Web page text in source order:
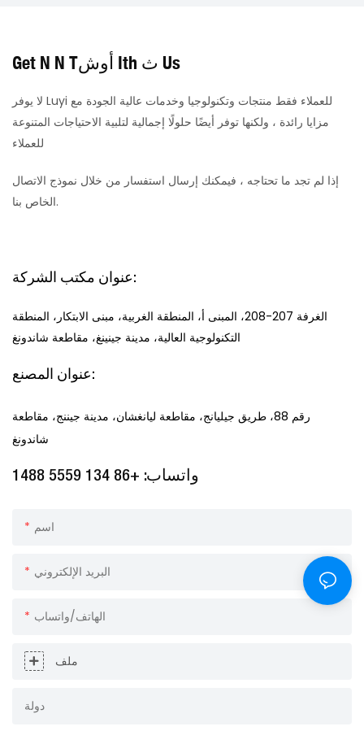
حيث التكلفة لتوريد المقطورات مباشرة من المصانع . تتناول هذه
المقالة اتجاهات البنية التحتية التي تدفع هذا الطلب، وتوضح كيف
تُمكّن قدرات LUYI Vehicle الإنتاجية وخدمات التخصيص التي
Get N N Tأوش Ith ث Us
لا يوفر Luyi للعملاء فقط منتجات وتكنولوجيا وخدمات عالية الجودة مع
مزايا رائدة ، ولكنها توفر أيضًا حلولًا إجمالية لتلبية الاحتياجات المتنوعة
إذا لم تجد ما تحتاجه ، فيمكنك إرسال استفسار من خلال نموذج الاتصال
الخاص بنا.
عنوان مكتب الشركة:
الغرفة 207-208، المبنى أ، المنطقة الغربية، مبنى الابتكار، المنطقة
التكنولوجية العالية، مدينة جينينغ، مقاطعة شاندونغ
عنوان المصنع:
رقم 88، ​​طريق جيليانج، مقاطعة ليانغشان، مدينة جيننج، مقاطعة
شاندونغ
واتساب: +86 134 5559 1488
اسم
البريد الإلكتروني
الهاتف/واتساب
ملف
دولة